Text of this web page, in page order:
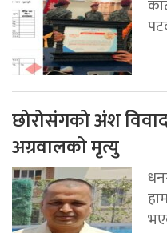
छोरोसंगको अंश
अग्रवालको मृत्यु